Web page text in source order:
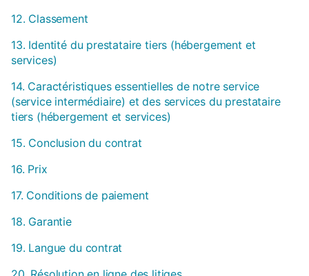
12. Classement
13. Identité du prestataire tiers (hébergement et
services)
14. Caractéristiques essentielles de notre service
(service intermédiaire) et des services du prestataire
tiers (hébergement et services)
15. Conclusion du contrat
16. Prix
17. Conditions de paiement
18. Garantie
19. Langue du contrat